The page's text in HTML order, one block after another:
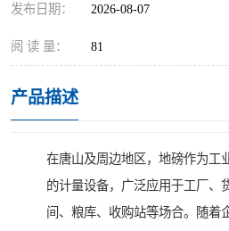
发布日期： 2026-08-07
阅 读 量： 81
产品描述
在唐山及周边地区，地磅作为工
的计量设备，广泛应用于工厂、
间、粮库、收购站等场合。随着